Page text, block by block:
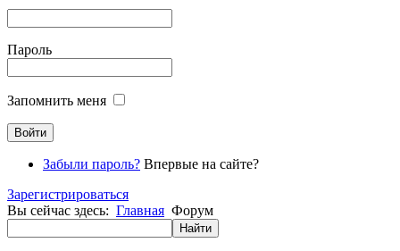
Пароль
Запомнить меня
Забыли пароль? Впервые на сайте?
Зарегистрироваться
Вы сейчас здесь: Главная Форум